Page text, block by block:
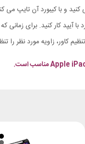
و با کیبورد آن تایپ می
با آیپد کار کنید. برای
کاور، زاویه مورد نظر را